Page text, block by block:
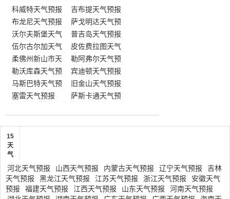
科威特天气预报
吉布提天气预报
布龙尼天气预报
萨戈明达天气预
报
沃尔夫斯堡天气
预报
普吉岛天气预报
伍尔古尔加天气
预报
皮佐费拉图天气
预报
柔佛州新山市天
气预报
勒阿弗尔天气预
报
勒沃库森天气预
报
宾迪顿天气预报
马斯巴特天气预
报
旧金山天气预报
塞雷天气预报
萨斯卡通天气预
15
天
气
河北天气预报 山西天气预报 内蒙古天气预报 辽宁天气预报
吉林
天气预报
黑龙江天气预报 江苏天气预报 浙江天气预报
安徽天气
预报
福建天气预报 江西天气预报 山东天气预报
河南天气预报